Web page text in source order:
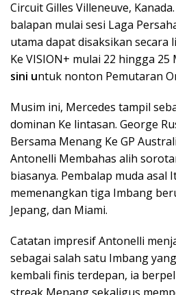
Circuit Gilles Villeneuve,
balapan mulai sesi Laga
utama dapat disaksikan secara
Ke VISION+ mulai 22 hingga 25
sini untuk nonton Pemutaran
Musim ini, Mercedes tampil
dominan Ke lintasan. George
Bersama Menang Ke GP
Antonelli Membahas alih
biasanya. Pembalap muda asal
memenangkan tiga Imbang
Jepang, dan Miami.
Catatan impresif Antonelli
sebagai salah satu Imbang
kembali finis terdepan, ia